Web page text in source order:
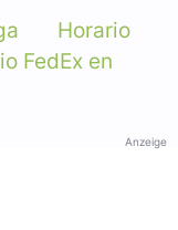
Horario
FedEx en
Anzeige